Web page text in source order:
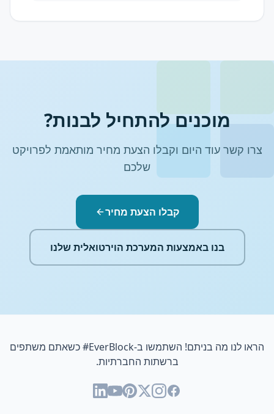
מוכנים להתחיל לבנות?
צרו קשר עוד היום וקבלו הצעת מחיר מותאמת לפרויקט
שלכם
קבלו הצעת מחיר
בנו באמצעות המערכת הוירטואלית שלנו
הראו לנו מה בניתם! השתמשו ב-#EverBlockכשאתם משתפים
ברשתות החברתיות.